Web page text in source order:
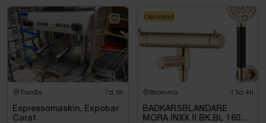
Tranås 7d 5h
Espressomaskin, Expobar
Carat
Bromma 13d 4h
BADKARSBLANDARE
MORA INXX II BK.BL 160
Oanvänd